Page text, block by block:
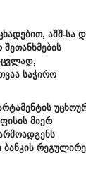
აშშ-სა
საჭირო
მიერ